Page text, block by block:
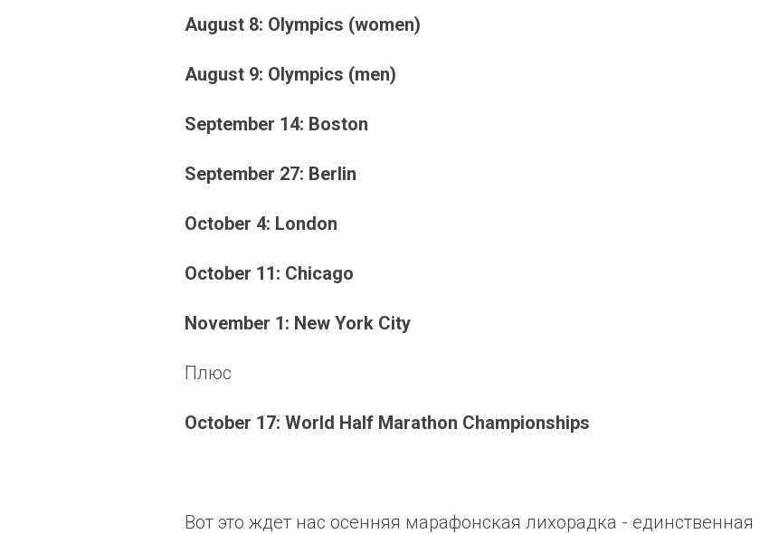
August 8: Olympics (women)
August 9: Olympics (men)
September 14: Boston
September 27: Berlin
October 4: London
October 11: Chicago
November 1: New York City
Плюс
October 17: World Half Marathon Championships
Вот это ждет нас осенняя марафонская лихорадка - единственная